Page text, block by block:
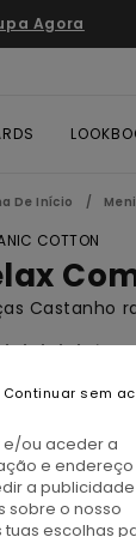
Agora
De Início
COTTON
Castanho
BONUS
3 x € 25,00
e/ou aceder a
e endereço
a
sobre o nosso
escolhas
Continuar sem